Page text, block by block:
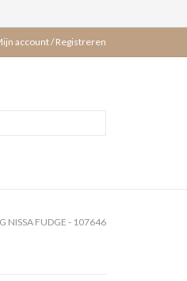
account / Registreren
NISSA FUDGE - 107646